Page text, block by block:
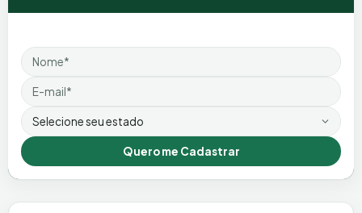
Nome
Email
Estado
Quero me Cadastrar